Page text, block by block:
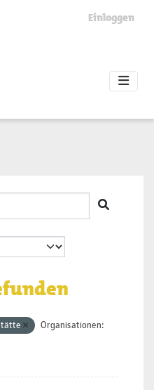
Einloggen
Organisationen: